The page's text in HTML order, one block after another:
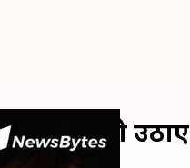
ओडिशा ने भी